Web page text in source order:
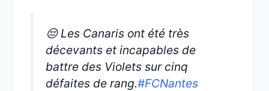
😔 Les Canaris ont été très
décevants et incapables de
battre des Violets sur cinq
défaites de rang.#FCNantes